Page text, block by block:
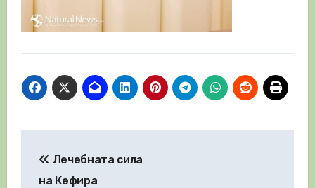
Лечебната сила
на Кефира